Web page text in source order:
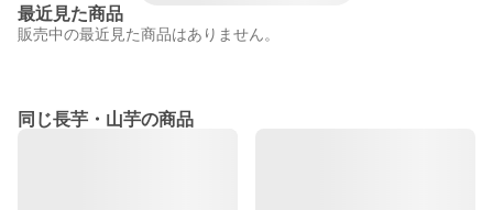
最近見た商品
販売中の最近見た商品はありません。
同じ長芋・山芋の商品